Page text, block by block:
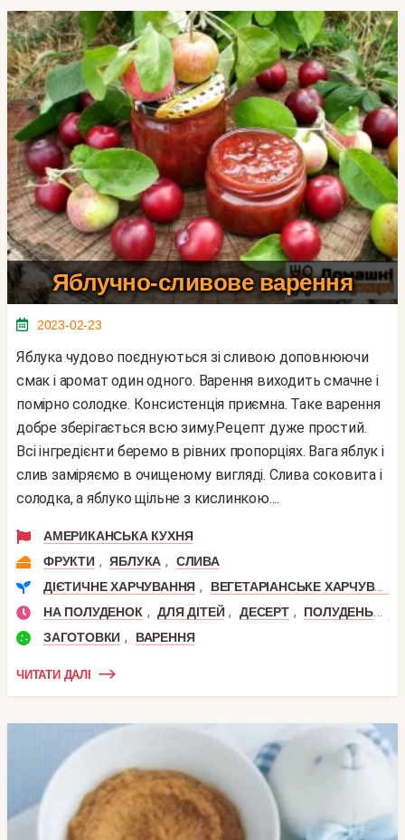
Яблучно-сливове варення
2023-02-23
Яблука чудово поєднуються зі сливою доповнюючи
смак і аромат один одного. Варення виходить смачне і
помірно солодке. Консистенція приємна. Таке варення
добре зберігається всю зиму.Рецепт дуже простий.
Всі інгредієнти беремо в рівних пропорціях. Вага яблук і
слив заміряємо в очищеному вигляді. Слива соковита і
солодка, а яблуко щільне з кислинкою....
АМЕРИКАНСЬКА КУХНЯ
ФРУКТИ , ЯБЛУКА ,
СЛИВА
ДІЄТИЧНЕ ХАРЧУВАННЯ ,
ВЕГЕТАРІАНСЬКЕ ХАРЧУВАННЯ
НА ПОЛУДЕНОК , ДЛЯ ДІТЕЙ , ДЕСЕРТ , ПОЛУДЕНЬ ,
ЗАГОТОВКИ , ВАРЕННЯ
ЧИТАТИ ДАЛІ